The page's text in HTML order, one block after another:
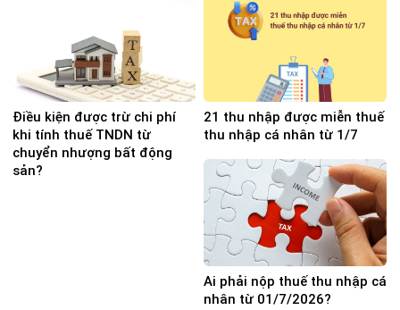
Điều kiện được trừ chi phí
khi tính thuế TNDN từ
chuyển nhượng bất động
sản?
21 thu nhập được miễn thuế
thu nhập cá nhân từ 1/7
Ai phải nộp thuế thu nhập cá
nhân từ 01/7/2026?